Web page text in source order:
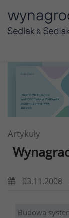
Artykuły
03.11.2008
Budowa